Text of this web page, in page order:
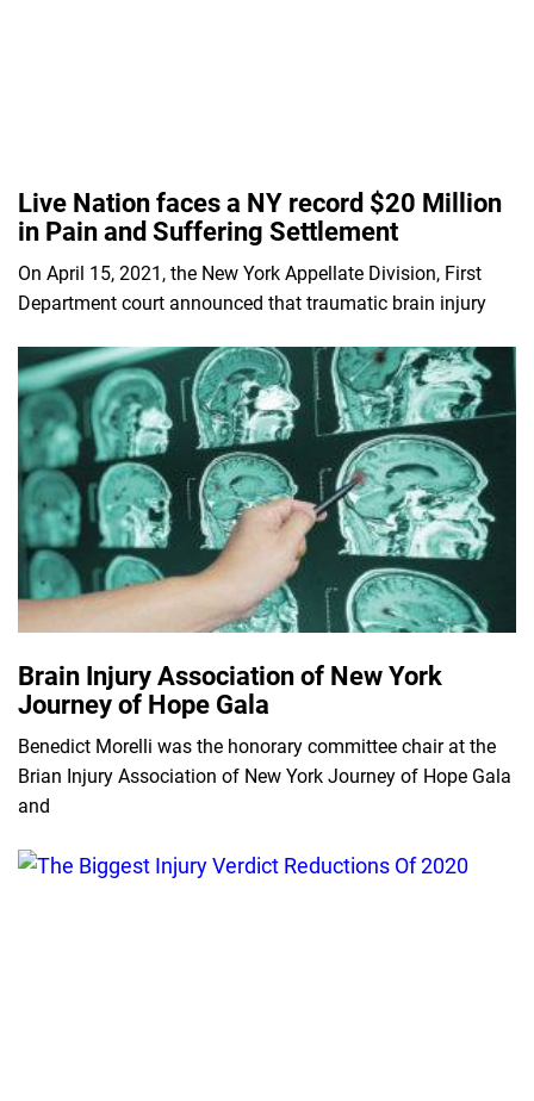
Live Nation faces a NY record $20 Million
in Pain and Suffering Settlement
On April 15, 2021, the New York Appellate Division, First
Department court announced that traumatic brain injury
Brain Injury Association of New York
Journey of Hope Gala
Benedict Morelli was the honorary committee chair at the
Brian Injury Association of New York Journey of Hope Gala
and